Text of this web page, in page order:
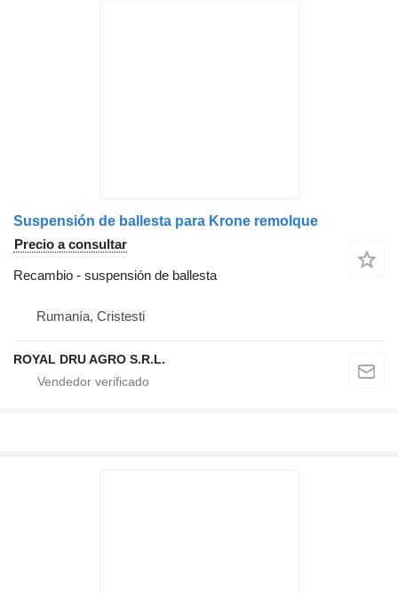
Suspensión de ballesta para Krone remolque
Precio a consultar
Recambio - suspensión de ballesta
Rumanía, Cristesti
ROYAL DRU AGRO S.R.L.